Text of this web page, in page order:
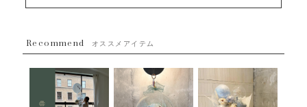
~５５００円
１１０００円以上
ハワイウェディングサービス
企業・法人様
ウェディングコンフェッティバルーン特集
Recommend オススメアイテム